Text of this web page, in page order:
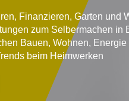
Finanzieren, Garten und
zum Selbermachen in
Bauen, Wohnen, Energie
beim Heimwerken